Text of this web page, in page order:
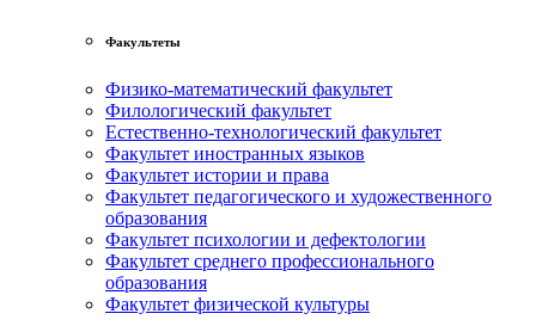
Факультеты
Физико-математический факультет
Филологический факультет
Естественно-технологический факультет
Факультет иностранных языков
Факультет истории и права
Факультет педагогического и художественного
образования
Факультет психологии и дефектологии
Факультет среднего профессионального
образования
Факультет физической культуры